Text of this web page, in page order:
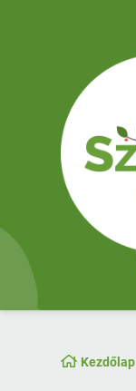
Kezdőlap